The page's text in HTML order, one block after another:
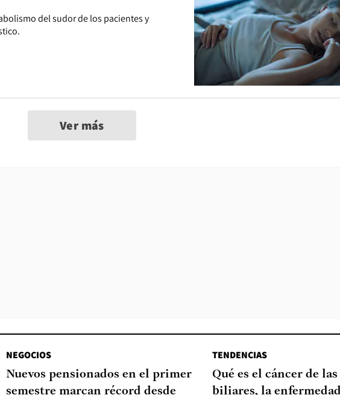
del sudor de los pacientes y
Ver más
NEGOCIOS
Nuevos pensionados en el primer
semestre marcan récord desde
TENDENCIAS
Qué es el cáncer de
biliares, la